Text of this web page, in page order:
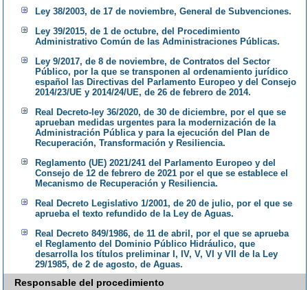
Ley 38/2003, de 17 de noviembre, General de Subvenciones.
Ley 39/2015, de 1 de octubre, del Procedimiento
Administrativo Común de las Administraciones Públicas.
Ley 9/2017, de 8 de noviembre, de Contratos del Sector
Público, por la que se transponen al ordenamiento jurídico
español las Directivas del Parlamento Europeo y del Consejo
2014/23/UE y 2014/24/UE, de 26 de febrero de 2014.
Real Decreto-ley 36/2020, de 30 de diciembre, por el que se
aprueban medidas urgentes para la modernización de la
Administración Pública y para la ejecución del Plan de
Recuperación, Transformación y Resiliencia.
Reglamento (UE) 2021/241 del Parlamento Europeo y del
Consejo de 12 de febrero de 2021 por el que se establece el
Mecanismo de Recuperación y Resiliencia.
Real Decreto Legislativo 1/2001, de 20 de julio, por el que se
aprueba el texto refundido de la Ley de Aguas.
Real Decreto 849/1986, de 11 de abril, por el que se aprueba
el Reglamento del Dominio Público Hidráulico, que
desarrolla los títulos preliminar I, IV, V, VI y VII de la Ley
29/1985, de 2 de agosto, de Aguas.
Responsable del procedimiento